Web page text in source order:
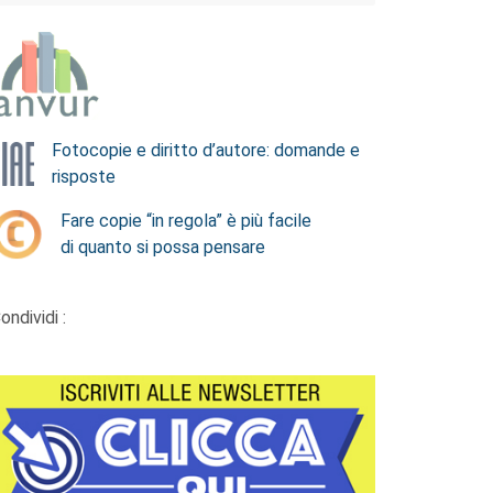
Fotocopie e diritto d’autore: domande e
risposte
Fare copie “in regola” è più facile
di quanto si possa pensare
: